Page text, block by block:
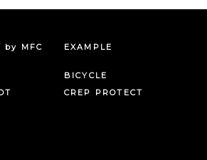
by MFC
EXAMPLE
BICYCLE
CREP PROTECT